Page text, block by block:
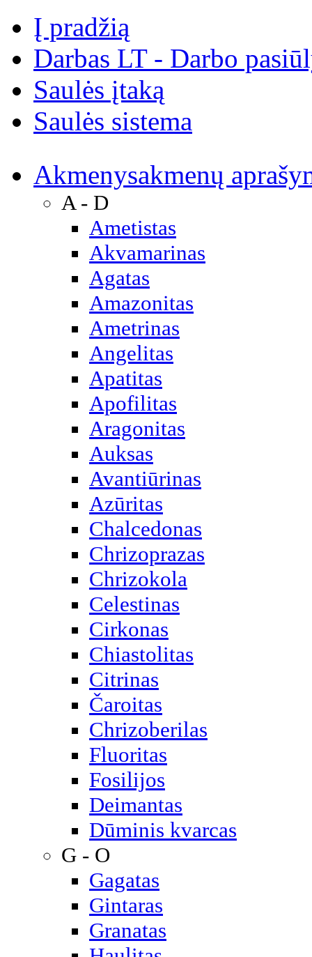
Į pradžią
Darbas LT - Darbo
Saulės įtaką
Saulės sistema
Akmenysakmenų
A - D
Ametistas
Akvamarinas
Agatas
Amazonitas
Ametrinas
Angelitas
Apatitas
Apofilitas
Aragonitas
Auksas
Avantiūrinas
Azūritas
Chalcedonas
Chrizoprazas
Chrizokola
Celestinas
Cirkonas
Chiastolitas
Citrinas
Čaroitas
Chrizoberilas
Fluoritas
Fosilijos
Deimantas
Dūminis kvarcas
G - O
Gagatas
Gintaras
Granatas